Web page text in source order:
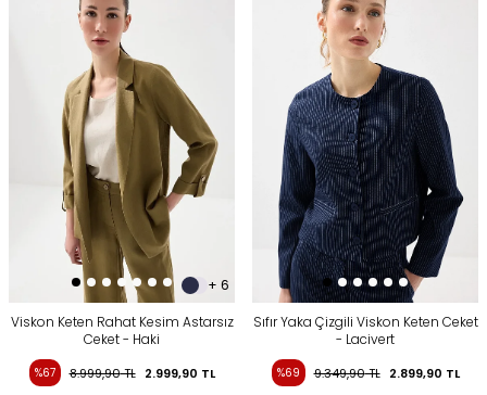
+ 6
Viskon Keten Rahat Kesim Astarsız
Ceket - Haki
%67 8.999,90TL 2.999,90 TL
Sıfır Yaka Çizgili Viskon Keten Ceket
- Lacivert
%69 9.349,90TL 2.899,90 TL